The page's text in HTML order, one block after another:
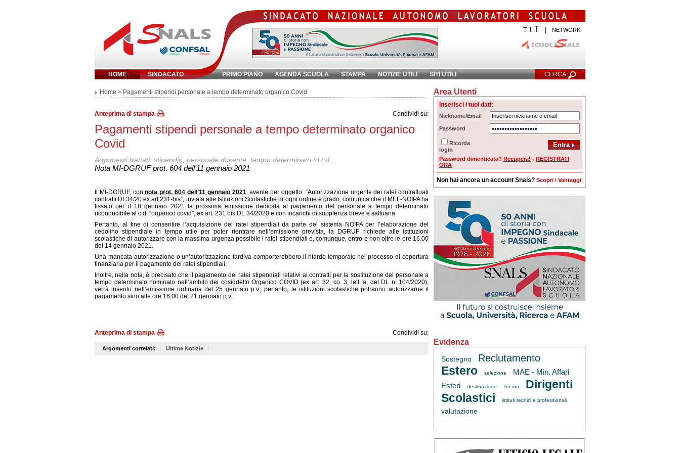
T TT NETWORK
HOME SINDACATO PRIMO PIANO AGENDA SCUOLA STAMPA NOTIZIE UTILI SITI UTILI CERCA
Inserisci parola chiave: Ricerca Avanzata
Home > Pagamenti stipendi personale a tempo determinato organico Covid
Anteprima di stampa Condividi su:
Pagamenti stipendi personale a tempo determinato organico
Covid
Argomenti trattati: stipendio personale docente tempo determinato td t.d.
Nota MI-DGRUF prot. 604 dell'11 gennaio 2021
Il MI-DGRUF, connota prot. 604 dell’11 gennaio 2021, avente per oggetto: “Autorizzazione urgente dei ratei contrattuali
contratti DL34/20 ex.art.231-bis”, inviata alle Istituzioni Scolastiche di ogni ordine e grado, comunica che il MEF-NOIPA ha
fissato per il 18 gennaio 2021 la prossima emissione dedicata al pagamento del personale a tempo determinato
riconducibile al c.d. “organico covid”, ex art. 231 bis DL 34/2020 e con incarichi di supplenza breve e saltuaria.
Pertanto, al fine di consentire l’acquisizione dei ratei stipendiali da parte del sistema NOIPA per l’elaborazione del
cedolino stipendiale in tempo utile per poter rientrare nell’emissione prevista, la DGRUF richiede alle istituzioni
scolastiche di autorizzare con la massima urgenza possibile i ratei stipendiali e, comunque, entro e non oltre le ore 16.00
del 14 gennaio 2021.
Una mancata autorizzazione o un’autorizzazione tardiva comporterebbero il ritardo temporale nel processo di copertura
finanziaria per il pagamento dei ratei stipendiali.
Inoltre, nella nota, è precisato che il pagamento dei ratei stipendiali relativi ai contratti per la sostituzione del personale a
tempo determinato nominato nell’ambito del cosiddetto Organico COVID (ex art. 32, co. 3, lett. a, del DL n. 104/2020),
verrà inserito nell’emissione ordinaria del 25 gennaio p.v.; pertanto, le istituzioni scolastiche potranno autorizzarne il
pagamento sino alle ore 16,00 del 21 gennaio p.v..
Anteprima di stampa Condividi su:
Argomenti correlati: Ultime Notizie
Area Utenti
Inserisci i tuoi dati:
Nickname/Email
Password
Ricorda
login
Password dimenticata? Recupera! - REGISTRATI
ORA
Non hai ancora un account Snals? Scopri i Vantaggi
Evidenza
Sostegno Reclutamento
Estero selezione
MAE - Min. Affari
Esteri
destinazione Tecnici
Dirigenti
Scolastici
istituti tecnici e professionali
valutazione